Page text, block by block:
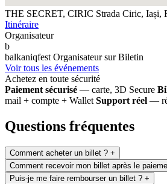
THE SECRET, CIRIC Strada Ciric, Iași,
Itinéraire
Organisateur
b
balkaniqfest Organisateur sur Biletin
Voir tous les événements
Achetez en toute sécurité
Paiement sécurisé — carte, 3D Secure
mail + compte + Wallet Support réel —
Questions fréquentes
Comment acheter un billet ? +
Comment recevoir mon billet après le
Puis-je me faire rembourser un billet ? +